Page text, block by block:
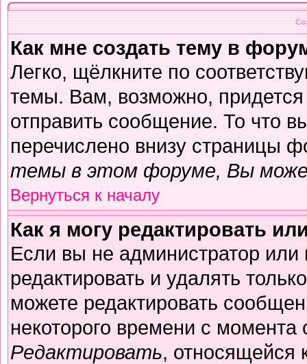
Как мне создать тему в
Легко, щёлкните по
темы. Вам, возможно, придется
отправить сообщение. То что
перечислено внизу страницы
темы в этом форуме, Вы
Вернуться к началу
Как я могу редактировать
Если вы не администратор
редактировать и удалять
можете редактировать
некоторого времени с
Редактировать, относящейся